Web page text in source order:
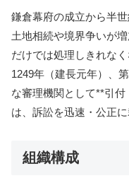
鎌倉幕府の成立から半
土地相続や境界争いが
だけでは処理しきれな
1249年（建長元年）、
な審理機関として**引
は、訴訟を迅速・公正に
組織構成